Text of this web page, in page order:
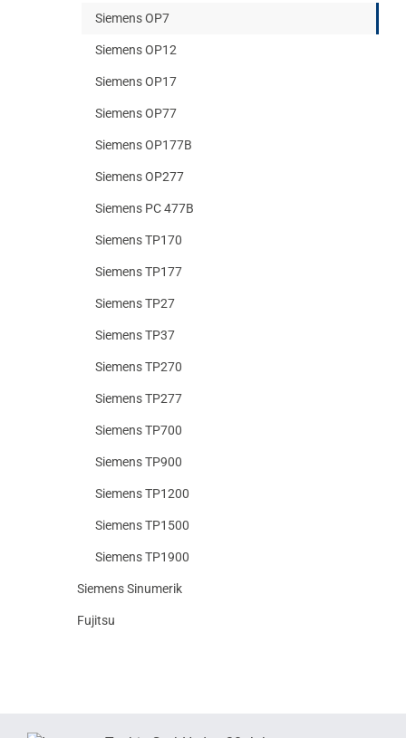
Siemens OP7
Siemens OP12
Siemens OP17
Siemens OP77
Siemens OP177B
Siemens OP277
Siemens PC 477B
Siemens TP170
Siemens TP177
Siemens TP27
Siemens TP37
Siemens TP270
Siemens TP277
Siemens TP700
Siemens TP900
Siemens TP1200
Siemens TP1500
Siemens TP1900
Siemens Sinumerik
Fujitsu